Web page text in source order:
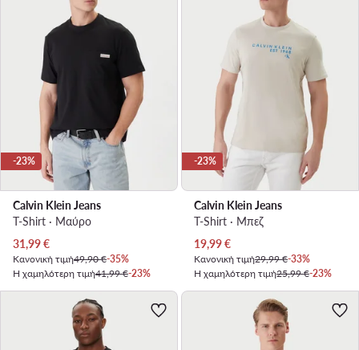
-23%
Calvin Klein Jeans
T-Shirt · Μαύρο
Τρέχουσα τιμή
31,99€
Κανονική τιμή49,90 €-35%
Η χαμηλότερη τιμή41,99 €-23%
-23%
Calvin Klein Jeans
T-Shirt · Μπεζ
Τρέχουσα τιμή
19,99€
Κανονική τιμή29,99 €-33%
Η χαμηλότερη τιμή25,99 €-23%